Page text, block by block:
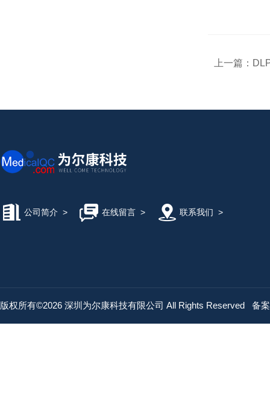
上一篇：
公司简介 > 在线留言> 联系我们 >
版权所有©2026 深圳为尔康科技有限公司 All Rights Reserved 备